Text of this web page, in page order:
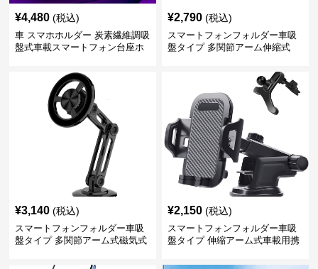
¥4,480 (税込)
車 スマホホルダー 炭素繊維調吸
盤式車載スマートフォン台座ホ
¥2,790 (税込)
スマートフォンフォルダー車吸
盤タイプ 多関節アーム伸縮式
¥3,140 (税込)
スマートフォンフォルダー車吸
盤タイプ 多関節アーム式磁気式
¥2,150 (税込)
スマートフォンフォルダー車吸
盤タイプ 伸縮アーム式車載用携